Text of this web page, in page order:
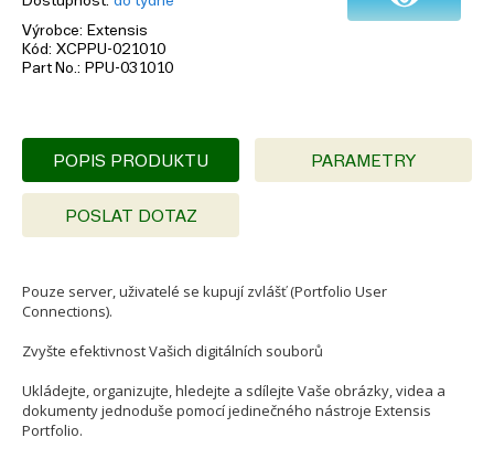
Výrobce
Extensis
Kód XCPPU-021010
Part No.
PPU-031010
POPIS PRODUKTU PARAMETRY
POSLAT DOTAZ
Pouze server, uživatelé se kupují zvlášť (Portfolio User
Connections).
Zvyšte efektivnost Vašich digitálních souborů
Ukládejte, organizujte, hledejte a sdílejte Vaše obrázky, videa a
dokumenty jednoduše pomocí jedinečného nástroje Extensis
Portfolio.